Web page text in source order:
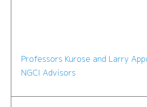
Professors Kurose and Larry
NGCI Advisors